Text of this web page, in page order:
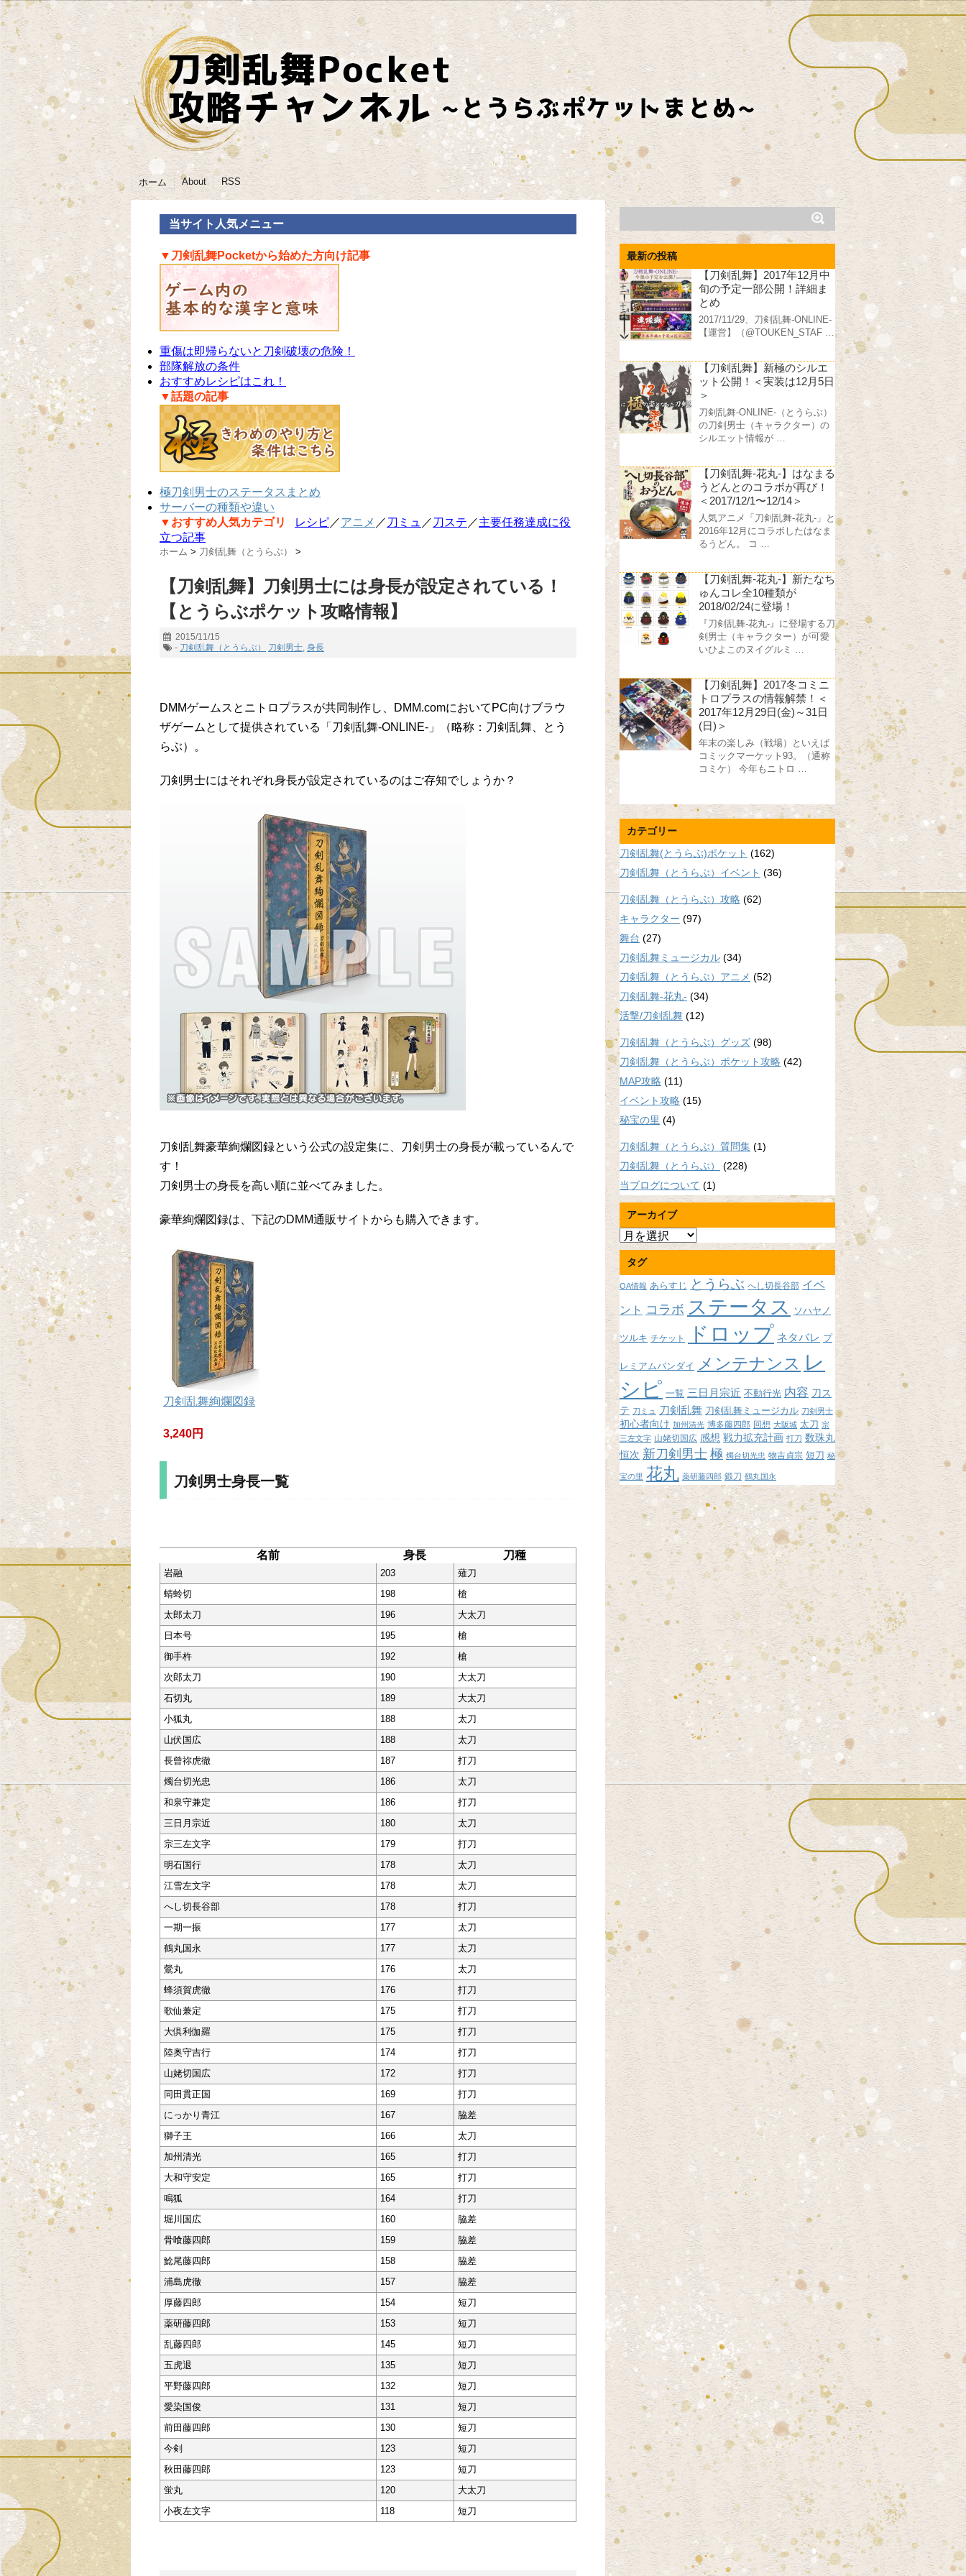
ホーム About RSS
当サイト人気メニュー
▼刀剣乱舞Pocketから始めた方向け記事
重傷は即帰らないと刀剣破壊の危険！
部隊解放の条件
おすすめレシピはこれ！
▼話題の記事
極刀剣男士のステータスまとめ
サーバーの種類や違い
▼おすすめ人気カテゴリ
レシピ／アニメ ／ 刀ミュ ／ 刀ステ ／主要任務達成に役
立つ記事
ホーム > 刀剣乱舞（とうらぶ） >
【刀剣乱舞】刀剣男士には身長が設定されている！
【とうらぶポケット攻略情報】
2015/11/15
- 刀剣乱舞（とうらぶ） 刀剣男士, 身長
DMMゲームスとニトロプラスが共同制作し、DMM.comにおいてPC向けブラウ
ザゲームとして提供されている「刀剣乱舞-ONLINE-」（略称：刀剣乱舞、とう
らぶ）。
刀剣男士にはそれぞれ身長が設定されているのはご存知でしょうか？
刀剣乱舞豪華絢爛図録という公式の設定集に、刀剣男士の身長が載っているんで
す！
刀剣男士の身長を高い順に並べてみました。
豪華絢爛図録は、下記のDMM通販サイトからも購入できます。
刀剣乱舞絢爛図録
3,240円
刀剣男士身長一覧
名前 身長 刀種
岩融 203
薙刀
蜻蛉切
198
槍
太郎太刀
196
大太刀
日本号
195
槍
御手杵
192
槍
次郎太刀
190
大太刀
石切丸
189
大太刀
小狐丸
188
太刀
山伏国広
188
太刀
長曾祢虎徹
187
打刀
燭台切光忠
186
太刀
和泉守兼定
186
打刀
三日月宗近
180
太刀
宗三左文字
179
打刀
明石国行
178
太刀
江雪左文字
178
太刀
へし切長谷部
178
打刀
一期一振
177
太刀
鶴丸国永
177
太刀
鶯丸
176
太刀
蜂須賀虎徹
176
打刀
歌仙兼定
175
打刀
大倶利伽羅
175
打刀
陸奥守吉行
174
打刀
山姥切国広
172
打刀
同田貫正国
169
打刀
にっかり青江
167
脇差
獅子王
166
太刀
加州清光
165
打刀
大和守安定
165
打刀
鳴狐
164
打刀
堀川国広
160
脇差
骨喰藤四郎
159
脇差
鯰尾藤四郎
158
脇差
浦島虎徹
157
脇差
厚藤四郎
154
短刀
薬研藤四郎
153
短刀
乱藤四郎
145
短刀
五虎退
135
短刀
平野藤四郎
132
短刀
愛染国俊
131
短刀
前田藤四郎
130
短刀
今剣
123
短刀
秋田藤四郎
123
短刀
蛍丸
120
大太刀
小夜左文字
118 短刀
最新の投稿
【刀剣乱舞】2017年12月中
旬の予定一部公開！詳細ま
とめ
2017/11/29、刀剣乱舞-ONLINE-
【運営】（@TOUKEN_STAF …
【刀剣乱舞】新極のシルエ
ット公開！＜実装は12月5日
＞
刀剣乱舞-ONLINE-（とうらぶ）
の刀剣男士（キャラクター）の
シルエット情報が …
【刀剣乱舞-花丸-】はなまる
うどんとのコラボが再び！
＜2017/12/1〜12/14＞
人気アニメ「刀剣乱舞-花丸-」と
2016年12月にコラボしたはなま
るうどん。 コ …
【刀剣乱舞-花丸-】新たなち
ゅんコレ全10種類が
2018/02/24に登場！
『刀剣乱舞-花丸-』に登場する刀
剣男士（キャラクター）が可愛
いひよこのヌイグルミ …
【刀剣乱舞】2017冬コミニ
トロプラスの情報解禁！＜
2017年12月29日(金)～31日
(日)＞
年末の楽しみ（戦場）といえば
コミックマーケット93。（通称
コミケ） 今年もニトロ …
カテゴリー
刀剣乱舞(とうらぶ)ポケット (162)
刀剣乱舞（とうらぶ）イベント (36)
刀剣乱舞（とうらぶ）攻略 (62)
キャラクター (97)
舞台 (27)
刀剣乱舞ミュージカル (34)
刀剣乱舞（とうらぶ）アニメ (52)
刀剣乱舞-花丸- (34)
活撃/刀剣乱舞 (12)
刀剣乱舞（とうらぶ）グッズ (98)
刀剣乱舞（とうらぶ）ポケット攻略 (42)
MAP攻略 (11)
イベント攻略 (15)
秘宝の里 (4)
刀剣乱舞（とうらぶ）質問集 (1)
刀剣乱舞（とうらぶ）
(228)
当ブログについて (1)
アーカイブ
ア
ー
カ
イ
ブ
タグ
OA情報 あらすじ とうらぶ へし切長谷部 イベ
ント コラボ ステータス ソハヤノ
ツルキ チケット ドロップ ネタバレ プ
レミアムバンダイ メンテナンス レ
シピ 一覧 三日月宗近 不動行光 内容 刀ス
テ 刀ミュ 刀剣乱舞 刀剣乱舞ミュージカル 刀剣男士
初心者向け 加州清光 博多藤四郎 回想 大阪城 太刀 宗
三左文字 山姥切国広 感想 戦力拡充計画 打刀 数珠丸
恒次 新刀剣男士 極 燭台切光忠 物吉貞宗 短刀 秘
宝の里 花丸 薬研藤四郎 鍛刀 鶴丸国永